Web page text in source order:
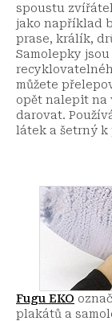
spoustu
jako například
prase, králík,
Samolepky
můžete
opět nalepit na
darovat.
látek a šetrný k
Fugu EKO
plakátů a